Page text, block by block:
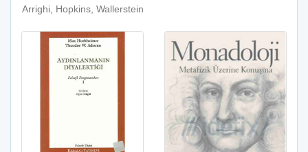
Arrighi, Hopkins, Wallerstein